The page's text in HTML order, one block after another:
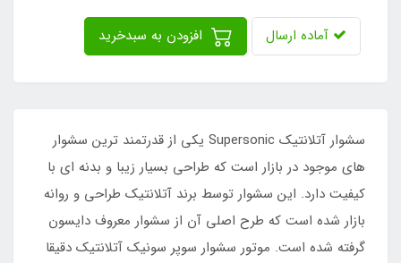
آماده ارسال
سشوار آتلانتیک Supersonic یکی از قدرتمند ترین سشوار
های موجود در بازار است که طراحی بسیار زیبا و بدنه ای با
کیفیت دارد. این سشوار توسط برند آتلانتیک طراحی و روانه
بازار شده است که طرح اصلی آن از سشوار معروف دایسون
گرفته شده است. موتور سشوار سوپر سونیک آتلانتیک دقیقا